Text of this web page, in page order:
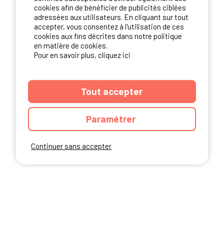
NOS PARTENAIRES
Continuer sans accepter
cookies afin de bénéficier de publicités ciblées
adressées aux utilisateurs. En cliquant sur tout
accepter, vous consentez à l'utilisation de ces
cookies aux fins décrites dans notre politique
en matière de cookies.
Pour en savoir plus, cliquez ici
Tout accepter
Paramétrer